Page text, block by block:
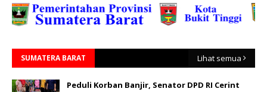
SUMATERA BARAT Lihat semua
Peduli Korban Banjir, Senator DPD RI Cerint